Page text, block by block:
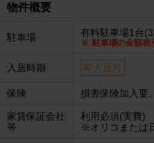
物件概要
駐車場 有料駐車場1台
駐車場の金額表
入居時期 即入居可
保険 損害保険加入要。
家賃保証会社
等
利用必須(実費)
※オリコまたは